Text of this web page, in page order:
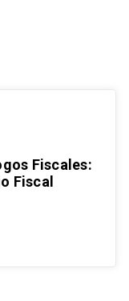
Fiscales:
Fiscal